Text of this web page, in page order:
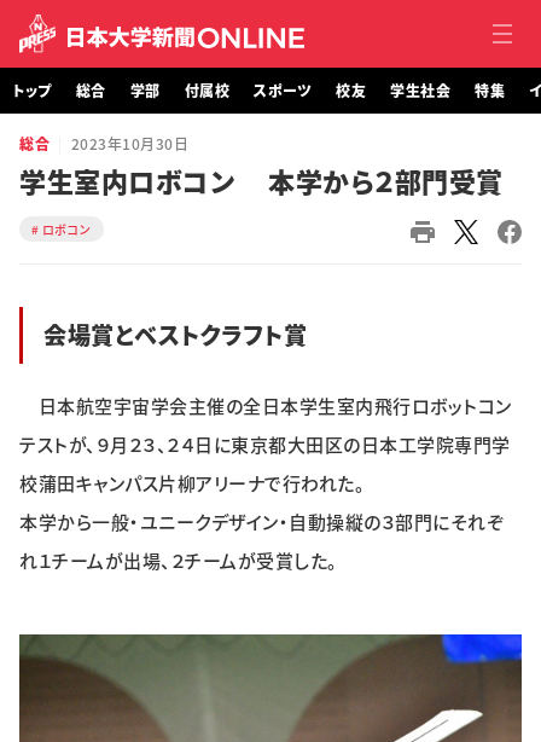
トップ
付属校
スポーツ
校友
学生社会
特集・企画
イベント
日大文芸賞
トップ 総合 学部 付属校 スポーツ 校友 学生社会 特集
総合 2023年10月30日
学生室内ロボコン 本学から２部門受賞
ロボコン
会場賞とベストクラフト賞
日本航空宇宙学会主催の全日本学生室内飛行ロボットコン
テストが、９月２３、２４日に東京都大田区の日本工学院専門学
校蒲田キャンパス片柳アリーナで行われた。
本学から一般・ユニークデザイン・自動操縦の３部門にそれぞ
れ１チームが出場、２チームが受賞した。